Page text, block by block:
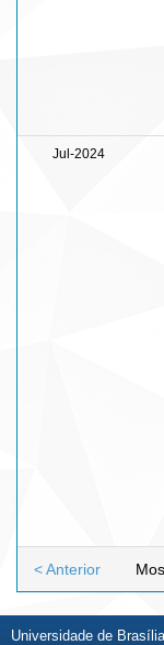
Jul-2024
< Anterior
Universidade de